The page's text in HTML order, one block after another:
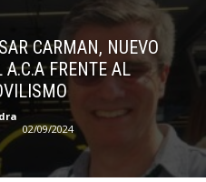
CARMAN, NUEVO
A.C.A FRENTE AL
02/09/2024